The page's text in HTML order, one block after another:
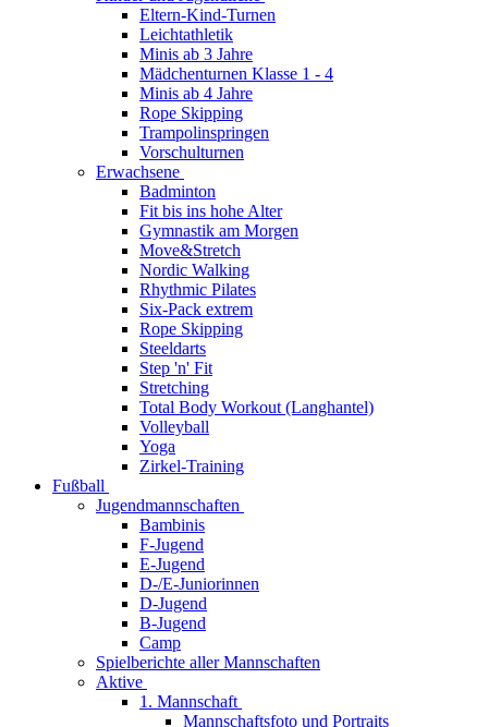
Eltern-Kind-Turnen
Leichtathletik
Minis ab 3 Jahre
Mädchenturnen Klasse 1 - 4
Minis ab 4 Jahre
Rope Skipping
Trampolinspringen
Vorschulturnen
Erwachsene
Badminton
Fit bis ins hohe Alter
Gymnastik am Morgen
Move&Stretch
Nordic Walking
Rhythmic Pilates
Six-Pack extrem
Rope Skipping
Steeldarts
Step 'n' Fit
Stretching
Total Body Workout (Langhantel)
Volleyball
Yoga
Zirkel-Training
Fußball
Jugendmannschaften
Bambinis
F-Jugend
E-Jugend
D-/E-Juniorinnen
D-Jugend
B-Jugend
Camp
Spielberichte aller Mannschaften
Aktive
1. Mannschaft
Mannschaftsfoto und Portraits